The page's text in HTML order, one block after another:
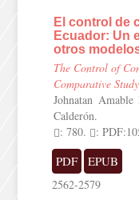
El control de
Ecuador: Un
otros
The Control of
Comparative
Johnatan
Calderón.
: 780.
:
PDF EPUB
2562-2579